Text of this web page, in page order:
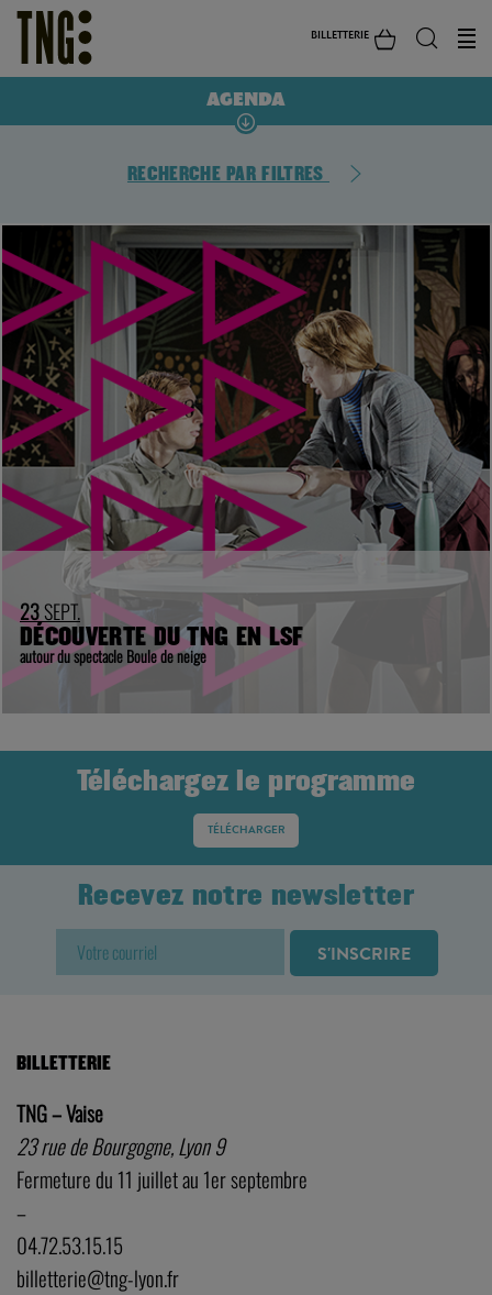
BILLETTERIE
AGENDA
RECHERCHE PAR FILTRES
23SEPT.
DÉCOUVERTE DU TNG EN LSF
autour du spectacle Boule de neige
Téléchargez le programme
TÉLÉCHARGER
Recevez notre newsletter
BILLETTERIE
TNG – Vaise
23 rue de Bourgogne, Lyon 9
Fermeture du 11 juillet au 1er septembre
–
04.72.53.15.15
billetterie@tng-lyon.fr